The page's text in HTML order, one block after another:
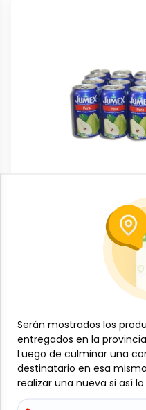
Caja de jugos
MAY-001-2075
Especificaciones
-
Serán mostrados los
entregados en la
Luego de culminar una
destinatario en esa
realizar una nueva si así lo
Serán mostrados los
entregados en la
Luego de culminar una
destinatario en esa
realizar una nueva si así lo